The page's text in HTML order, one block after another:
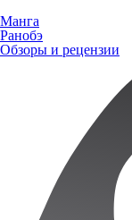
Манга
Ранобэ
Обзоры и рецензии